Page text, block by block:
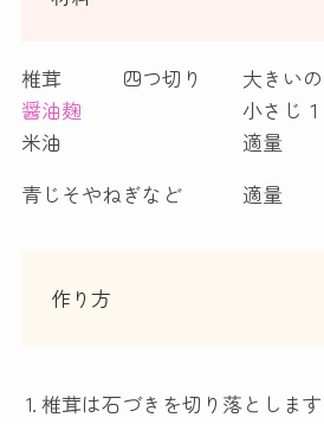
椎茸 四つ切り 大きいの
醤油麹 小さじ１
米油 適量
青じそやねぎなど 適量
作り方
⒈椎茸は石づきを切り落としま